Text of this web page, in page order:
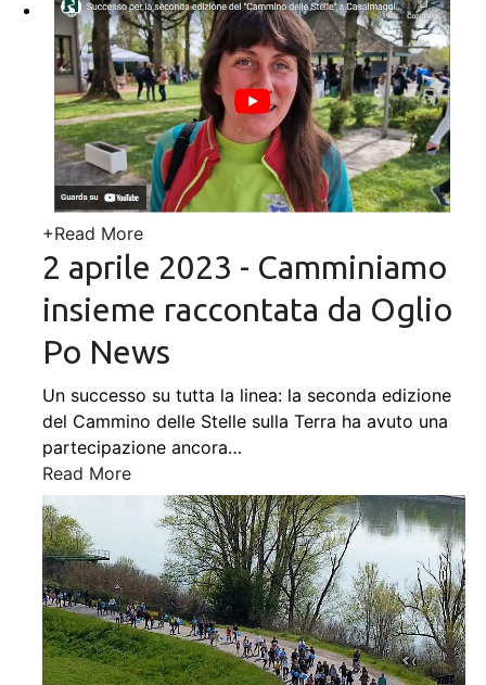
+Read More
2 aprile 2023 - Camminiamo
insieme raccontata da Oglio
Po News
Un successo su tutta la linea: la seconda edizione
del Cammino delle Stelle sulla Terra ha avuto una
partecipazione ancora…
Read More